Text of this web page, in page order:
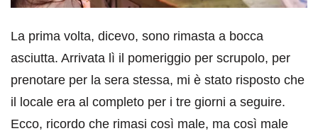
La prima volta, dicevo, sono rimasta a bocca
asciutta. Arrivata lì il pomeriggio per scrupolo, per
prenotare per la sera stessa, mi è stato risposto che
il locale era al completo per i tre giorni a seguire.
Ecco, ricordo che rimasi così male, ma così male